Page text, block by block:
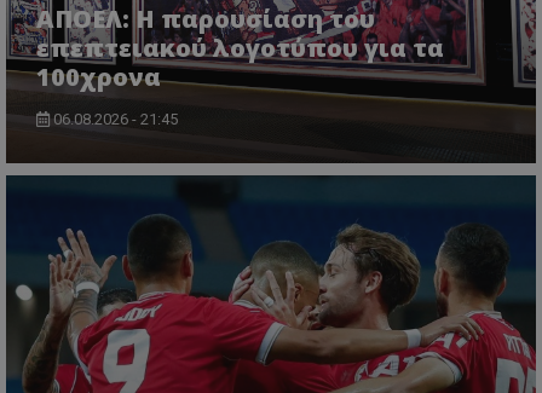
ΑΠΟΕΛ: Η παρουσίαση του
επεπτειακού λογοτύπου για τα
100χρονα
06.08.2026 - 21:45